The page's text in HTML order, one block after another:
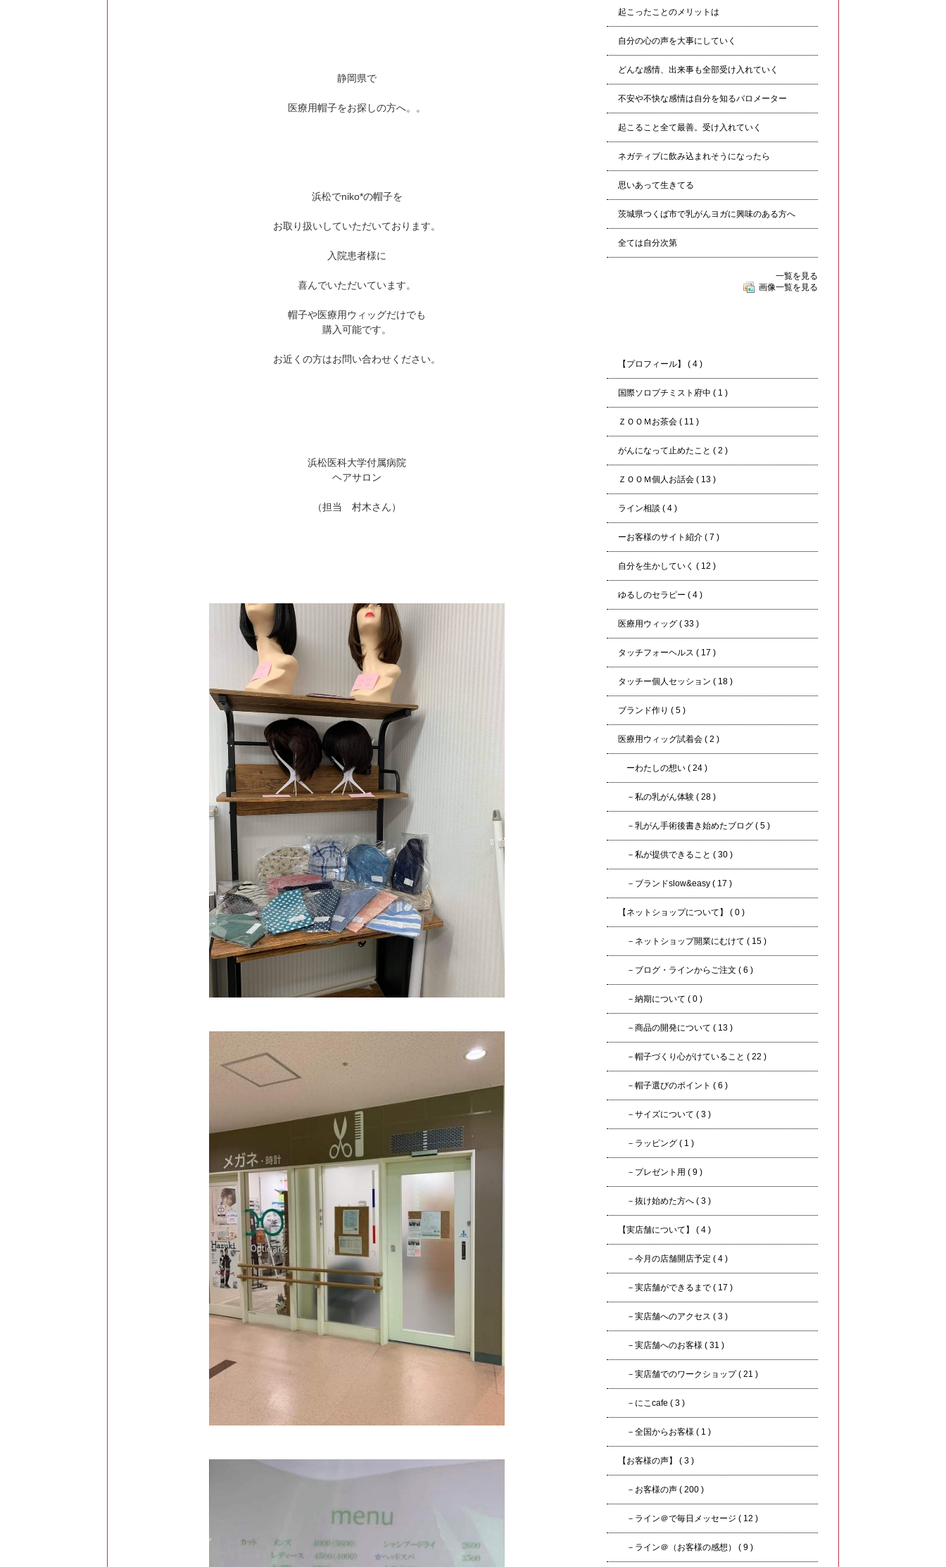
静岡県で
医療用帽子をお探しの方へ。。
浜松でniko*の帽子を
お取り扱いしていただいております。
入院患者様に
喜んでいただいています。
帽子や医療用ウィッグだけでも
購入可能です。
お近くの方はお問い合わせください。
浜松医科大学付属病院
ヘアサロン
（担当 村木さん）
起こったことのメリットは
自分の心の声を大事にしていく
どんな感情、出来事も全部受け入れていく
不安や不快な感情は自分を知るバロメーター
起こること全て最善。受け入れていく
ネガティブに飲み込まれそうになったら
思いあって生きてる
茨城県つくば市で乳がんヨガに興味のある方へ
全ては自分次第
一覧を見る
画像一覧を見る
【プロフィール】 ( 4 )
国際ソロプチミスト府中 ( 1 )
ＺＯＯＭお茶会 ( 11 )
がんになって止めたこと ( 2 )
ＺＯＯＭ個人お話会 ( 13 )
ライン相談 ( 4 )
ーお客様のサイト紹介 ( 7 )
自分を生かしていく ( 12 )
ゆるしのセラピー ( 4 )
医療用ウィッグ ( 33 )
タッチフォーヘルス ( 17 )
タッチー個人セッション ( 18 )
ブランド作り ( 5 )
医療用ウィッグ試着会 ( 2 )
ーわたしの想い ( 24 )
－私の乳がん体験 ( 28 )
－乳がん手術後書き始めたブログ ( 5 )
－私が提供できること ( 30 )
－ブランドslow&easy ( 17 )
【ネットショップについて】 ( 0 )
－ネットショップ開業にむけて ( 15 )
－ブログ・ラインからご注文 ( 6 )
－納期について ( 0 )
－商品の開発について ( 13 )
－帽子づくり心がけていること ( 22 )
－帽子選びのポイント ( 6 )
－サイズについて ( 3 )
－ラッピング ( 1 )
－プレゼント用 ( 9 )
－抜け始めた方へ ( 3 )
【実店舗について】 ( 4 )
－今月の店舗開店予定 ( 4 )
－実店舗ができるまで ( 17 )
－実店舗へのアクセス ( 3 )
－実店舗へのお客様 ( 31 )
－実店舗でのワークショップ ( 21 )
－にこcafe ( 3 )
－全国からお客様 ( 1 )
【お客様の声】 ( 3 )
－お客様の声 ( 200 )
－ライン＠で毎日メッセージ ( 12 )
－ライン＠（お客様の感想） ( 9 )